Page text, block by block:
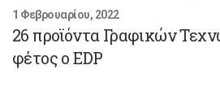
1 Φεβρουαρίου, 2022
26 προϊόντα Γραφικών
φέτος ο EDP